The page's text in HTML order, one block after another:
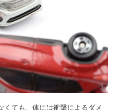
くても、体には衝撃によるダメ